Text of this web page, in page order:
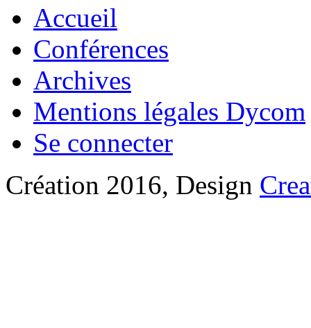
Accueil
Conférences
Archives
Mentions légales Dycom
Se connecter
Création 2016, Design